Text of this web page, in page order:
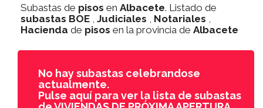
Subastas de pisos en Albacete. Listado de
subastas BOE , Judiciales , Notariales ,
Hacienda de pisos en la provincia de Albacete
No hay subastas celebrandose
actualmente.
Pulse aquí para ver la lista de subastas